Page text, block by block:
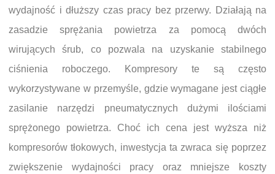
wydajność i dłuższy czas pracy bez przerwy. Działają na
zasadzie sprężania powietrza za pomocą dwóch
wirujących śrub, co pozwala na uzyskanie stabilnego
ciśnienia roboczego. Kompresory te są często
wykorzystywane w przemyśle, gdzie wymagane jest ciągłe
zasilanie narzędzi pneumatycznych dużymi ilościami
sprężonego powietrza. Choć ich cena jest wyższa niż
kompresorów tłokowych, inwestycja ta zwraca się poprzez
zwiększenie wydajności pracy oraz mniejsze koszty